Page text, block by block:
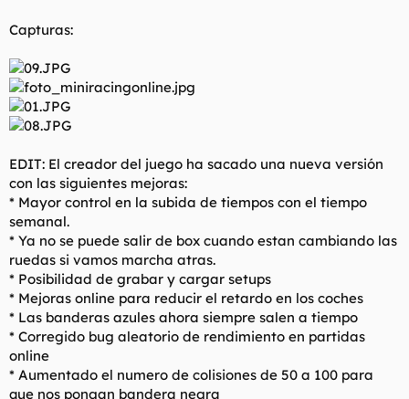
Capturas:
EDIT: El creador del juego ha sacado una nueva versión
con las siguientes mejoras:
* Mayor control en la subida de tiempos con el tiempo
semanal.
* Ya no se puede salir de box cuando estan cambiando las
ruedas si vamos marcha atras.
* Posibilidad de grabar y cargar setups
* Mejoras online para reducir el retardo en los coches
* Las banderas azules ahora siempre salen a tiempo
* Corregido bug aleatorio de rendimiento en partidas
online
* Aumentado el numero de colisiones de 50 a 100 para
que nos pongan bandera negra